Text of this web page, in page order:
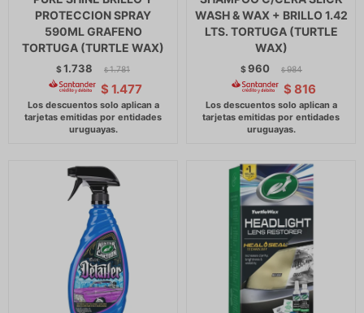
PROTECCION SPRAY
590ML GRAFENO
TORTUGA (TURTLE WAX)
$1.738 $ 1.781
$ 1.477
WASH & WAX + BRILLO 1.42
LTS. TORTUGA (TURTLE
WAX)
$960 $ 984
$ 816